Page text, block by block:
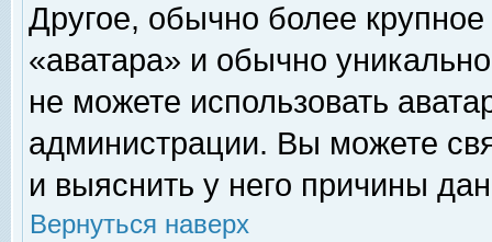
Другое, обычно более
«аватара» и обычно
не можете использовать
администрации. Вы можете
и выяснить у него причины
Вернуться наверх